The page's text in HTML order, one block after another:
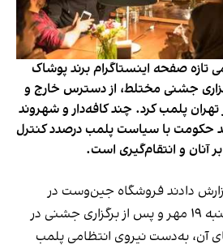
تازه صفحه اینستاگرام برند پوشاک
جشنی مختلط، از دسترس خارج و
پلمب کرد. چند کافه‌‌دار و شهروند
حکومت با سیاست پلمب درصدد کنترل
آنان و انتقام‌گیری است.
دادند فروشگاه جین‌وست در
خیابان فرشته تهران، شنبه ۱۹ مهر و پس از برگزاری جشنی در
آن، به‌دست نیروی انتظامی پلمب